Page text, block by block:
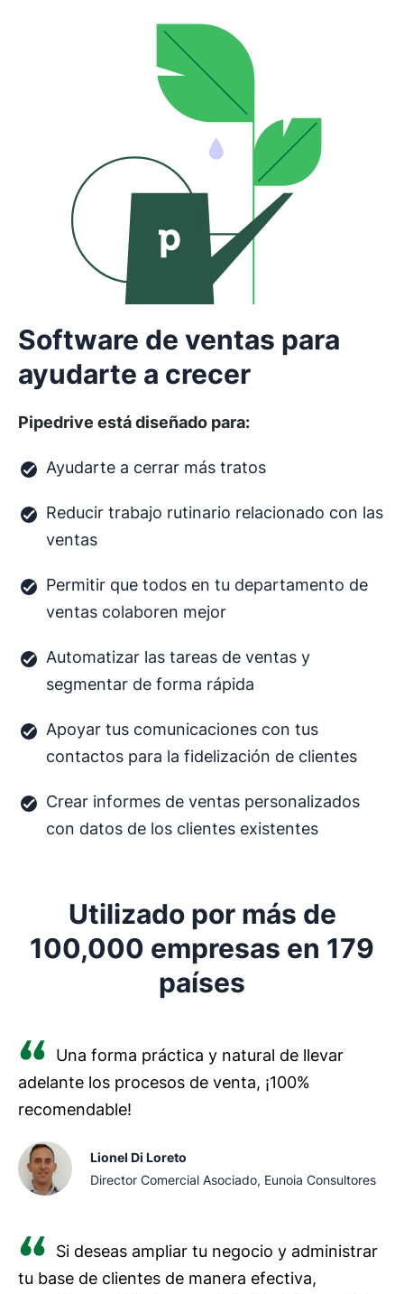
Software de ventas para
ayudarte a crecer
Pipedrive está diseñado para:
Ayudarte a cerrar más tratos
Reducir trabajo rutinario relacionado con las
ventas
Permitir que todos en tu departamento de
ventas colaboren mejor
Automatizar las tareas de ventas y
segmentar de forma rápida
Apoyar tus comunicaciones con tus
contactos para la fidelización de clientes
Crear informes de ventas personalizados
con datos de los clientes existentes
Utilizado por más de
100,000 empresas en 179
países
Una forma práctica y natural de llevar
adelante los procesos de venta, ¡100%
recomendable!
Lionel Di Loreto
Director Comercial Asociado, Eunoia Consultores
Si deseas ampliar tu negocio y administrar
tu base de clientes de manera efectiva,